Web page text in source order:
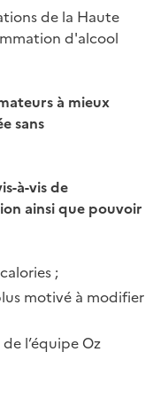
de la Haute
d'alcool
à mieux
sans
à-vis de
ainsi que pouvoir
;
motivé à modifier
l’équipe Oz